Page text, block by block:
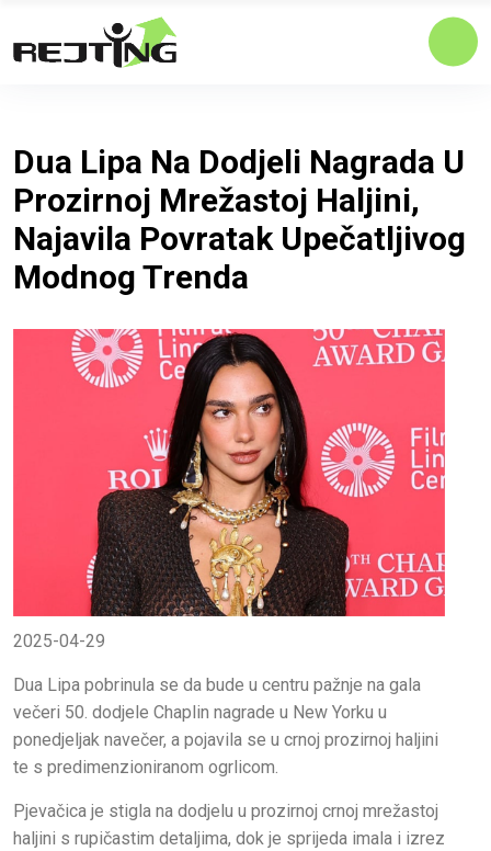
Dua Lipa Na Dodjeli Nagrada U
Prozirnoj Mrežastoj Haljini,
Najavila Povratak Upečatljivog
Modnog Trenda
2025-04-29
Dua Lipa pobrinula se da bude u centru pažnje na gala
večeri 50. dodjele Chaplin nagrade u New Yorku u
ponedjeljak navečer, a pojavila se u crnoj prozirnoj haljini
te s predimenzioniranom ogrlicom.
Pjevačica je stigla na dodjelu u prozirnoj crnoj mrežastoj
haljini s rupičastim detaljima, dok je sprijeda imala i izrez